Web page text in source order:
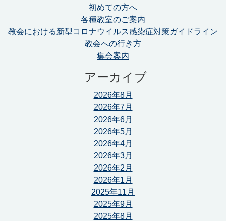
初めての方へ
各種教室のご案内
教会における新型コロナウイルス感染症対策ガイドライン
教会への行き方
集会案内
アーカイブ
2026年8月
2026年7月
2026年6月
2026年5月
2026年4月
2026年3月
2026年2月
2026年1月
2025年11月
2025年9月
2025年8月